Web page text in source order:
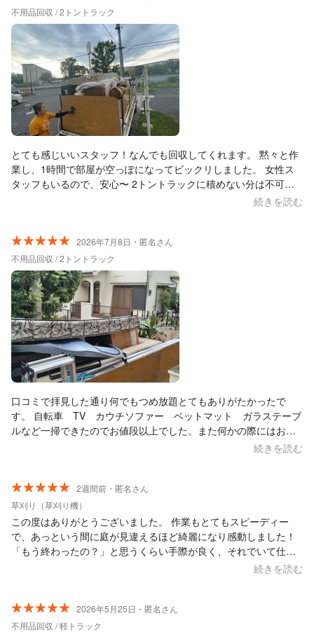
不用品回収 / 2トントラック
とても感じいいスタッフ！なんでも回収してくれます。 黙々と作
業し、1時間で部屋が空っぽになってビックリしました。 女性ス
タッフもいるので、安心〜 2トントラックに積めない分は不可と
のことで、ゴミ袋5個は持って帰りました… それでも、この料金
続きを読む
2026年7月8日・匿名さん
不用品回収 / 2トントラック
口コミで拝見した通り何でもつめ放題とてもありがたかったで
す。 自転車 TV カウチソファー ベットマット ガラステーブ
ルなど一掃できたのでお値段以上でした。また何かの際にはお願
続きを読む
2週間前・匿名さん
草刈り（草刈り機）
この度はありがとうございました。 作業もとてもスピーディー
で、あっという間に庭が見違えるほど綺麗になり感動しました！
「もう終わったの？」と思うくらい手際が良く、それでいて仕上
続きを読む
2026年5月25日・匿名さん
不用品回収 / 軽トラック